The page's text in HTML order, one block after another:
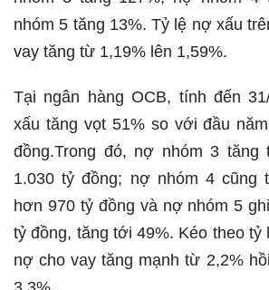
nhóm 5 tăng 13%. Tỷ lệ nợ xấu
vay tăng từ 1,19% lên 1,59%.
Tại ngân hàng OCB, tính đến
xấu tăng vọt 51% so với đầu
đồng.Trong đó, nợ nhóm 3
1.030 tỷ đồng; nợ nhóm 4 cũng
hơn 970 tỷ đồng và nợ nhóm 5
tỷ đồng, tăng tới 49%. Kéo theo
nợ cho vay tăng mạnh từ 2,2%